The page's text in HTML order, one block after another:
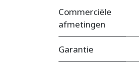
Commerciële
afmetingen
Garantie